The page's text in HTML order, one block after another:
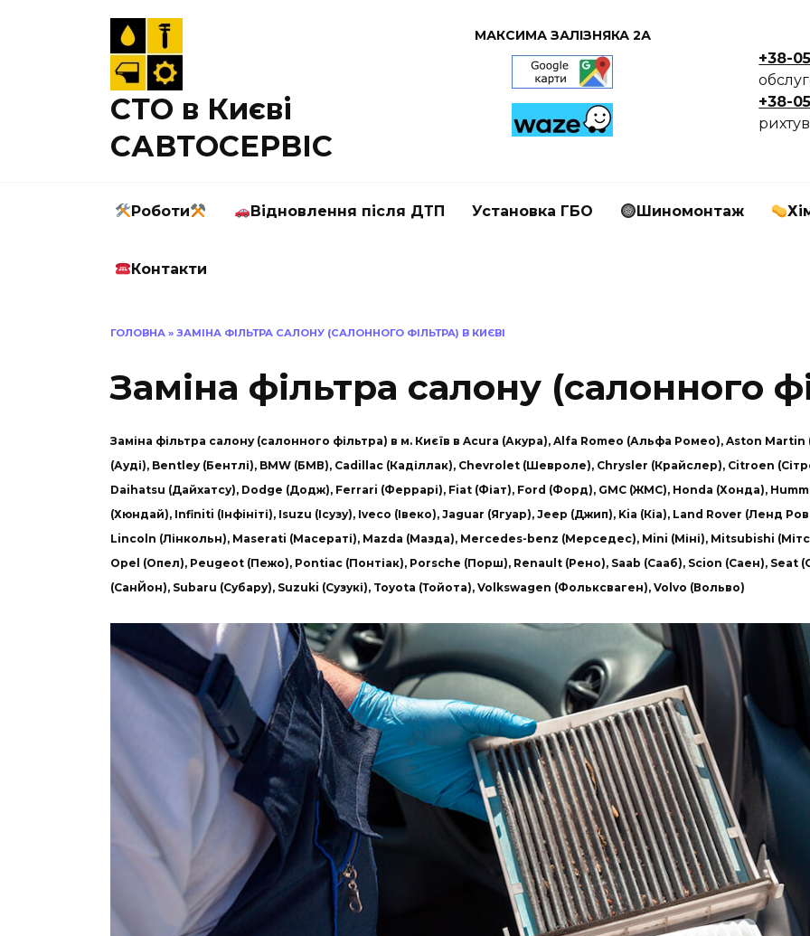
СТО в Києві
САВТОСЕРВІС
МАКСИМА ЗАЛІЗНЯКА 2А
+38-
+38-
Роботи Відновлення після ДТП Установка ГБО Шиномонтаж
Контакти
ГОЛОВНА » ЗАМІНА ФІЛЬТРА САЛОНУ (САЛОННОГО ФІЛЬТРА) В КИЄВІ
Заміна фільтра салону (салонного
Заміна фільтра салону (салонного фільтра) в м. Києїв в Acura (Акура), Alfa Romeo (Альфа Ромео), Aston
(Ауді), Bentley (Бентлі), BMW (БМВ), Cadillac (Каділлак), Chevrolet (Шевроле), Chrysler (Крайслер), Citroen
Daihatsu (Дайхатсу), Dodge (Додж), Ferrari (Феррарі), Fiat (Фіат), Ford (Форд), GMC (ЖМС), Honda (Хонда),
(Хюндай), Infiniti (Інфініті), Isuzu (Ісузу), Iveco (Івеко), Jaguar (Ягуар), Jeep (Джип), Kia (Кіа), Land Rover (Ленд
Lincoln (Лінкольн), Maserati (Масераті), Mazda (Мазда), Mercedes-benz (Мерседес), Mini (Міні), Mitsubishi
Opel (Опел), Peugeot (Пежо), Pontiac (Понтіак), Porsche (Порш), Renault (Рено), Saab (Сааб), Scion (Саен), Seat
(СанЙон), Subaru (Субару), Suzuki (Сузукі), Toyota (Тойота), Volkswagen (Фольксваген), Volvo (Вольво)